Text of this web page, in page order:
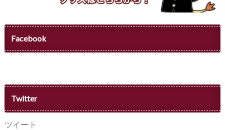
Facebook
Twitter
ツイート